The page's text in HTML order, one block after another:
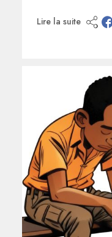
Lire la suite